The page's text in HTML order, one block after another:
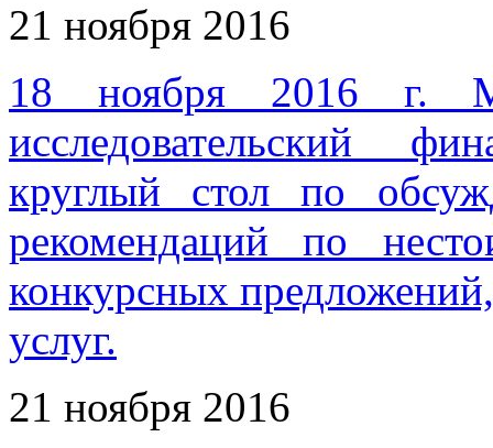
21 ноября 2016
18 ноября 2016 г.
исследовательский
круглый стол по
рекомендаций по
конкурсных
услуг.
21 ноября 2016